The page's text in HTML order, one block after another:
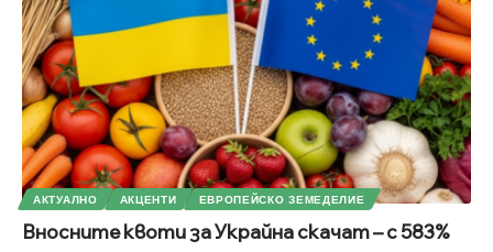
АКТУАЛНО АКЦЕНТИ ЕВРОПЕЙСКО ЗЕМЕДЕЛИЕ
Вносните квоти за Украйна скачат – с 583%